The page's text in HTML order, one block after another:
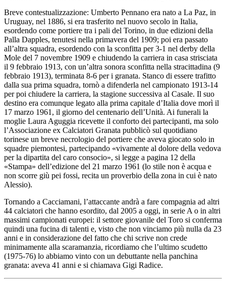
Breve contestualizzazione: Umberto Pennano era nato a La Paz, in
Uruguay, nel 1886, si era trasferito nel nuovo secolo in Italia,
esordendo come portiere tra i pali del Torino, in due edizioni della
Palla Dapples, tenutesi nella primavera del 1909; poi era passato
all’altra squadra, esordendo con la sconfitta per 3-1 nel derby della
Mole del 7 novembre 1909 e chiudendo la carriera in casa strisciata
il 9 febbraio 1913, con un’altra sonora sconfitta nella stracittadina (9
febbraio 1913), terminata 8-6 per i granata. Stanco di essere trafitto
dalla sua prima squadra, tornò a difenderla nel campionato 1913-14
per poi chiudere la carriera, la stagione successiva al Casale. Il suo
destino era comunque legato alla prima capitale d’Italia dove morì il
17 marzo 1961, il giorno del centenario dell’Unità. Ai funerali la
moglie Laura Aguggia ricevette il conforto dei partecipanti, ma solo
l’Associazione ex Calciatori Granata pubblicò sul quotidiano
torinese un breve necrologio del portiere che aveva giocato solo in
squadre piemontesi, partecipando «vivamente al dolore della vedova
per la dipartita del caro consocio», si legge a pagina 12 della
«Stampa» dell’edizione del 21 marzo 1961 (lo stile non è acqua e
non scorre giù pei fossi, recita un proverbio della zona in cui è nato
Alessio).
Tornando a Cacciamani, l’attaccante andrà a fare compagnia ad altri
44 calciatori che hanno esordito, dal 2005 a oggi, in serie A o in altri
massimi campionati europei: il settore giovanile del Toro si conferma
quindi una fucina di talenti e, visto che non vinciamo più nulla da 23
anni e in considerazione del fatto che chi scrive non crede
minimamente alla scaramanzia, ricordiamo che l’ultimo scudetto
(1975-76) lo abbiamo vinto con un debuttante nella panchina
granata: aveva 41 anni e si chiamava Gigi Radice.